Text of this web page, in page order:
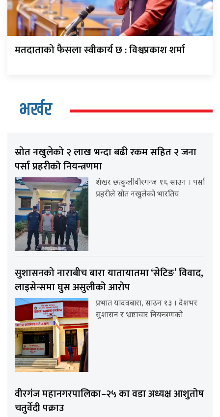
मतदाताको फैसला स्वीकार्य छ : विश्वप्रकाश शर्मा
भर्खर
स्रोत नखुलेको २ लाख भन्दा बढी रकम सहित २ जना
पर्सा प्रहरीको नियन्त्रणमा
शेखर छत्कुलीवीरगन्ज १६ साउन । पर्सा
प्रहरीले स्रोत नखुलेको भारतिय
सुशासनको नाराबीच बारा यातायातमा ‘सेटिङ’ विवाद,
लाइसेन्समा घुस असुलीको आरोप
प्रभात यादवबारा, साउन १३ । देशभर
सुशासन र भ्रष्टाचार नियन्त्रणको
वीरगंज महानगरपालिका–२५ का वडा अध्यक्ष आशुतोष
चतुर्वेदी पक्राउ